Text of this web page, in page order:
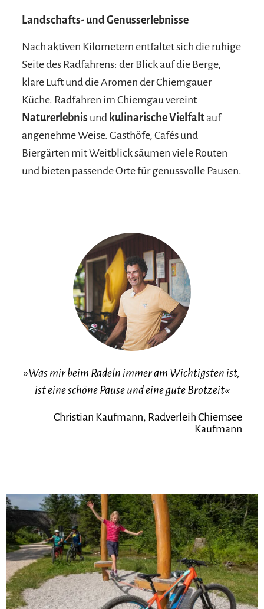
Landschafts- und Genusserlebnisse
Nach aktiven Kilometern entfaltet sich die ruhige
Seite des Radfahrens: der Blick auf die Berge,
klare Luft und die Aromen der Chiemgauer
Küche. Radfahren im Chiemgau vereint
Naturerlebnis und kulinarische Vielfaltauf
angenehme Weise. Gasthöfe, Cafés und
Biergärten mit Weitblick säumen viele Routen
und bieten passende Orte für genussvolle Pausen.
»Was mir beim Radeln immer am Wichtigsten ist,
ist eine schöne Pause und eine gute Brotzeit«
Christian Kaufmann, Radverleih Chiemsee
Kaufmann